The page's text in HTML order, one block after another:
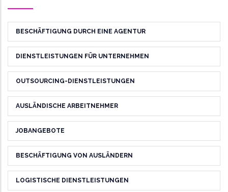
BESCHÄFTIGUNG DURCH EINE AGENTUR
DIENSTLEISTUNGEN FÜR UNTERNEHMEN
OUTSOURCING-DIENSTLEISTUNGEN
AUSLÄNDISCHE ARBEITNEHMER
JOBANGEBOTE
BESCHÄFTIGUNG VON AUSLÄNDERN
LOGISTISCHE DIENSTLEISTUNGEN